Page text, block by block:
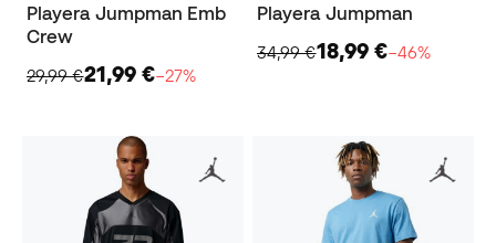
Playera Jumpman Emb
Crew
29,99 €21,99 €−27%
Playera Jumpman
34,99 €18,99 €−46%